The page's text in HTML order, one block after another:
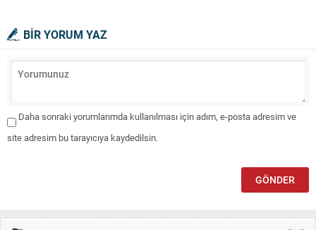
BİR YORUM YAZ
Daha sonraki yorumlarımda kullanılması için adım, e-posta adresim ve
site adresim bu tarayıcıya kaydedilsin.